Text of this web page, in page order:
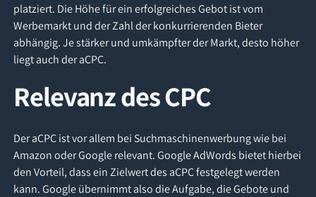
platziert. Die Höhe für ein erfolgreiches Gebot ist vom
Werbemarkt und der Zahl der konkurrierenden Bieter
abhängig. Je stärker und umkämpfter der Markt, desto höher
liegt auch der aCPC.
Relevanz des CPC
Der aCPC ist vor allem bei Suchmaschinenwerbung wie bei
Amazon oder Google relevant. Google AdWords bietet hierbei
den Vorteil, dass ein Zielwert des aCPC festgelegt werden
kann. Google übernimmt also die Aufgabe, die Gebote und